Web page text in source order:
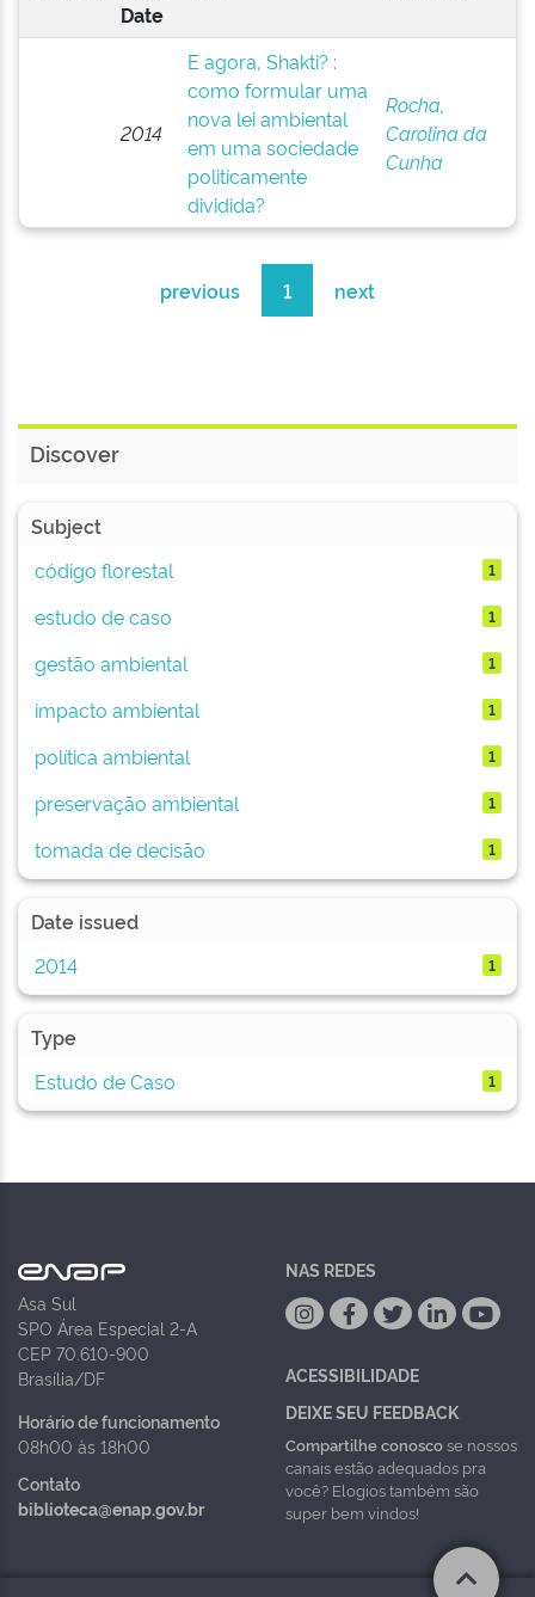
Date
2014
E agora, Shakti? :
como formular uma
nova lei ambiental
em uma sociedade
politicamente
dividida?
Rocha,
Carolina da
Cunha
previous 1 next
Discover
Subject
código florestal
1
estudo de caso 1
gestão ambiental 1
impacto ambiental 1
política ambiental 1
preservação ambiental 1
tomada de decisão 1
Date issued
2014
1
Type
Estudo de Caso
1
Asa Sul
SPO Área Especial 2-A
CEP 70.610-900
Brasília/DF
Horário de funcionamento
08h00 às 18h00
Contato
biblioteca@enap.gov.br
NAS REDES
ACESSIBILIDADE
DEIXE SEU FEEDBACK
Compartilhe conoscose nossos
canais estão adequados pra
você? Elogios também são
super bem vindos!